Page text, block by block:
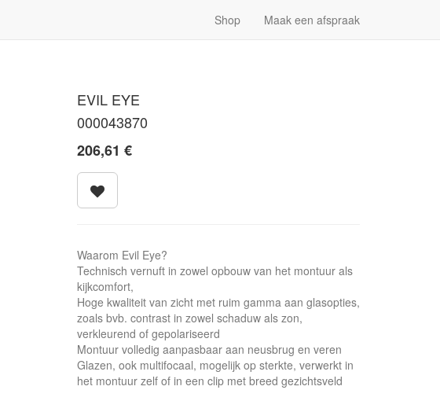
Shop Maak een afspraak
EVIL EYE
000043870
206,61 €
Waarom Evil Eye?
Technisch vernuft in zowel opbouw van het montuur als
kijkcomfort,
Hoge kwaliteit van zicht met ruim gamma aan glasopties,
zoals bvb. contrast in zowel schaduw als zon,
verkleurend of gepolariseerd
Montuur volledig aanpasbaar aan neusbrug en veren
Glazen, ook multifocaal, mogelijk op sterkte, verwerkt in
het montuur zelf of in een clip met breed gezichtsveld